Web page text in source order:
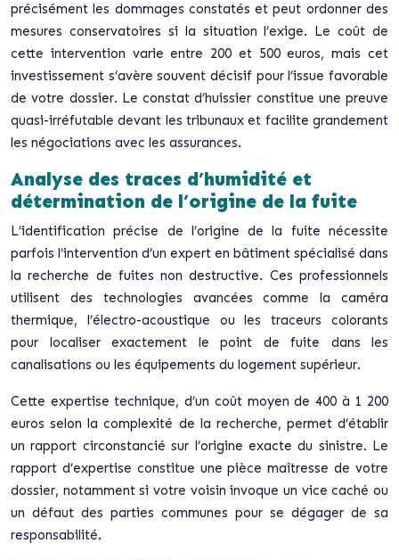
précisément les dommages constatés et peut ordonner des
mesures conservatoires si la situation l’exige. Le coût de
cette intervention varie entre 200 et 500 euros, mais cet
investissement s’avère souvent décisif pour l’issue favorable
de votre dossier. Le constat d’huissier constitue une preuve
quasi-irréfutabledevant les tribunaux et facilite grandement
les négociations avec les assurances.
Analyse des traces d’humidité et
détermination de l’origine de la fuite
L’identification précise de l’origine de la fuite nécessite
parfois l’intervention d’un expert en bâtiment spécialisé dans
la recherche de fuites non destructive. Ces professionnels
utilisent des technologies avancées comme la caméra
thermique, l’électro-acoustique ou les traceurs colorants
pour localiser exactement le point de fuite dans les
canalisations ou les équipements du logement supérieur.
Cette expertise technique, d’un coût moyen de 400 à 1 200
euros selon la complexité de la recherche, permet d’établir
un rapport circonstancié sur l’origine exacte du sinistre. Le
rapport d’expertise constitue une pièce maîtresse de votre
dossier, notamment si votre voisin invoque un vice caché ou
un défaut des parties communes pour se dégager de sa
responsabilité.